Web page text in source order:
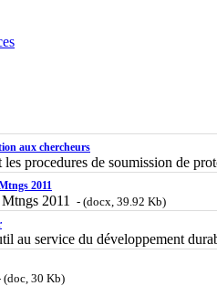
aux chercheurs
procedures de soumission de
2011
2011 - (docx, 39.92 Kb)
au service du développement
(doc, 30 Kb)